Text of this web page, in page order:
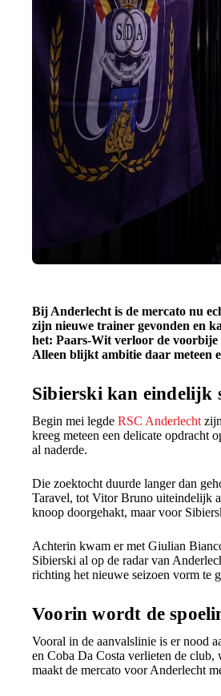
Bij Anderlecht is de mercato nu
zijn nieuwe trainer gevonden en
het: Paars-Wit verloor de
Alleen blijkt ambitie daar meteen
Sibierski kan eindelijk
Begin mei legde RSC Anderlecht
kreeg meteen een delicate
al naderde.
Die zoektocht duurde langer dan
Taravel, tot Vitor Bruno uiteindelijk
knoop doorgehakt, maar voor
Achterin kwam er met Giulian
Sibierski al op de radar van
richting het nieuwe seizoen vorm te
Voorin wordt de
Vooral in de aanvalslinie is er nood
en Coba Da Costa verlieten de club,
maakt de mercato voor Anderlecht